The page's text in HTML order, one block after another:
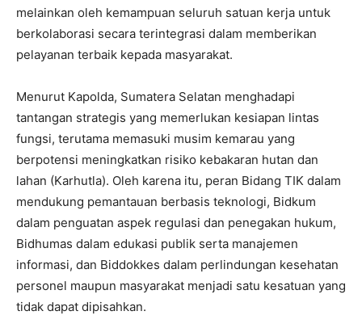
melainkan oleh kemampuan seluruh satuan kerja untuk
berkolaborasi secara terintegrasi dalam memberikan
pelayanan terbaik kepada masyarakat.
Menurut Kapolda, Sumatera Selatan menghadapi
tantangan strategis yang memerlukan kesiapan lintas
fungsi, terutama memasuki musim kemarau yang
berpotensi meningkatkan risiko kebakaran hutan dan
lahan (Karhutla). Oleh karena itu, peran Bidang TIK dalam
mendukung pemantauan berbasis teknologi, Bidkum
dalam penguatan aspek regulasi dan penegakan hukum,
Bidhumas dalam edukasi publik serta manajemen
informasi, dan Biddokkes dalam perlindungan kesehatan
personel maupun masyarakat menjadi satu kesatuan yang
tidak dapat dipisahkan.